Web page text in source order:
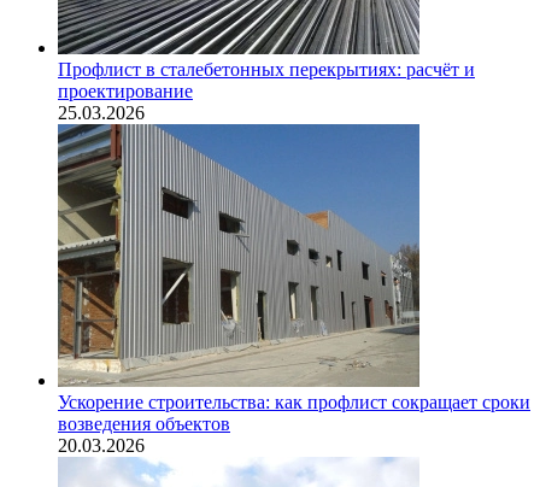
Профлист в сталебетонных перекрытиях: расчёт и
проектирование
25.03.2026
Ускорение строительства: как профлист сокращает сроки
возведения объектов
20.03.2026